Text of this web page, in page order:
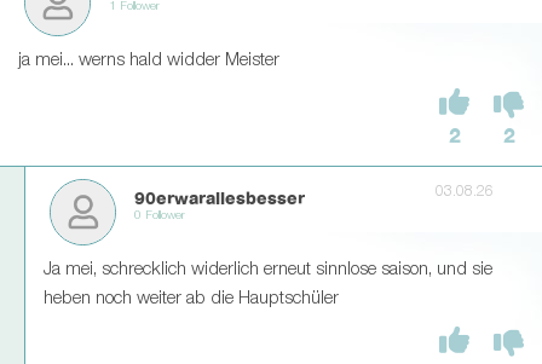
1 Follower
ja mei... werns hald widder Meister
2 2
90erwarallesbesser
0 Follower
03.08.26
Ja mei, schrecklich widerlich erneut sinnlose saison, und sie
heben noch weiter ab die Hauptschüler